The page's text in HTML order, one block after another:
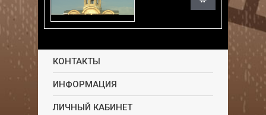
КОНТАКТЫ
ИНФОРМАЦИЯ
ЛИЧНЫЙ КАБИНЕТ